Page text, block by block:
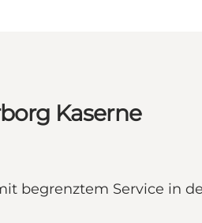
Kaserne
begrenztem Service in